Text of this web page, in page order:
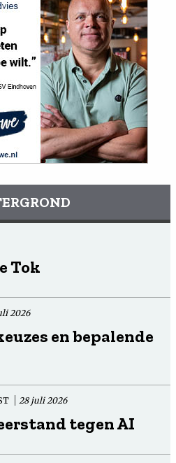
Tok
2026
en bepalende
28 juli 2026
tegen AI